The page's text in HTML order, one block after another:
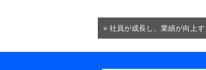
« 社員が成長し、業績が向上